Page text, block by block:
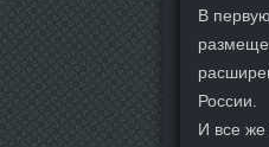
В
России.
И все же